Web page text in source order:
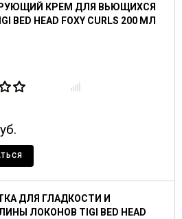
КРЕМ ДЛЯ ВЬЮЩИХСЯ
BED HEAD FOXY CURLS 200 МЛ
ДЛЯ ГЛАДКОСТИ И
ЛОКОНОВ TIGI BED HEAD